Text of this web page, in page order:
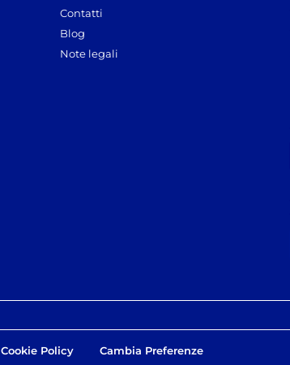
Contatti
Blog
Note legali
Cookie Policy Cambia Preferenze